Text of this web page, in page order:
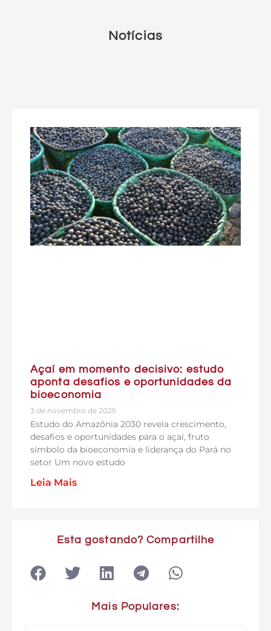
Notícias
Açaí em momento decisivo: estudo
aponta desafios e oportunidades da
bioeconomia
3 de novembro de 2025
Estudo do Amazônia 2030 revela crescimento,
desafios e oportunidades para o açaí, fruto
símbolo da bioeconomia e liderança do Pará no
setor Um novo estudo
Leia Mais
Esta gostando? Compartilhe
Mais Populares: